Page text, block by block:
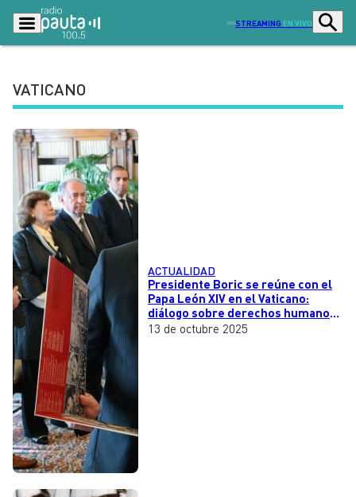
STREAMING EN VIVO
Lo Último
Ciudad
Radio en vivo
Tendencias
Entretención y Cultura
Dato en Pauta Señal 2
Contenido Patrocinado
VATICANO
ACTUALIDAD
Presidente Boric se reúne con el
Papa León XIV en el Vaticano:
diálogo sobre derechos humanos,
pobreza y crisis globales
13 de octubre 2025